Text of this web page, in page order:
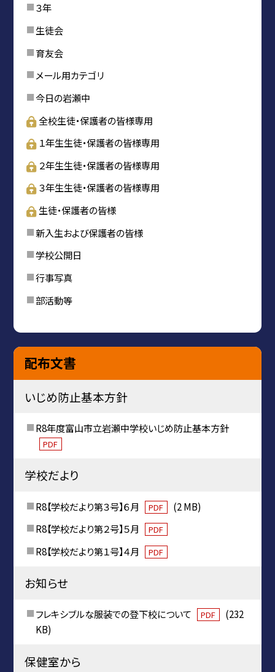
３年
生徒会
育友会
メール用カテゴリ
今日の岩瀬中
全校生徒・保護者の皆様専用
１年生生徒・保護者の皆様専用
２年生生徒・保護者の皆様専用
３年生生徒・保護者の皆様専用
生徒・保護者の皆様
新入生および保護者の皆様
学校公開日
行事写真
部活動等
配布文書
いじめ防止基本方針
R8年度富山市立岩瀬中学校いじめ防止基本方針
PDF
学校だより
R8【学校だより第３号】６月 PDF
(2 MB)
R8【学校だより第２号】５月
PDF
R8【学校だより第１号】４月 PDF
お知らせ
フレキシブルな服装での登下校について PDF
(232
KB)
保健室から